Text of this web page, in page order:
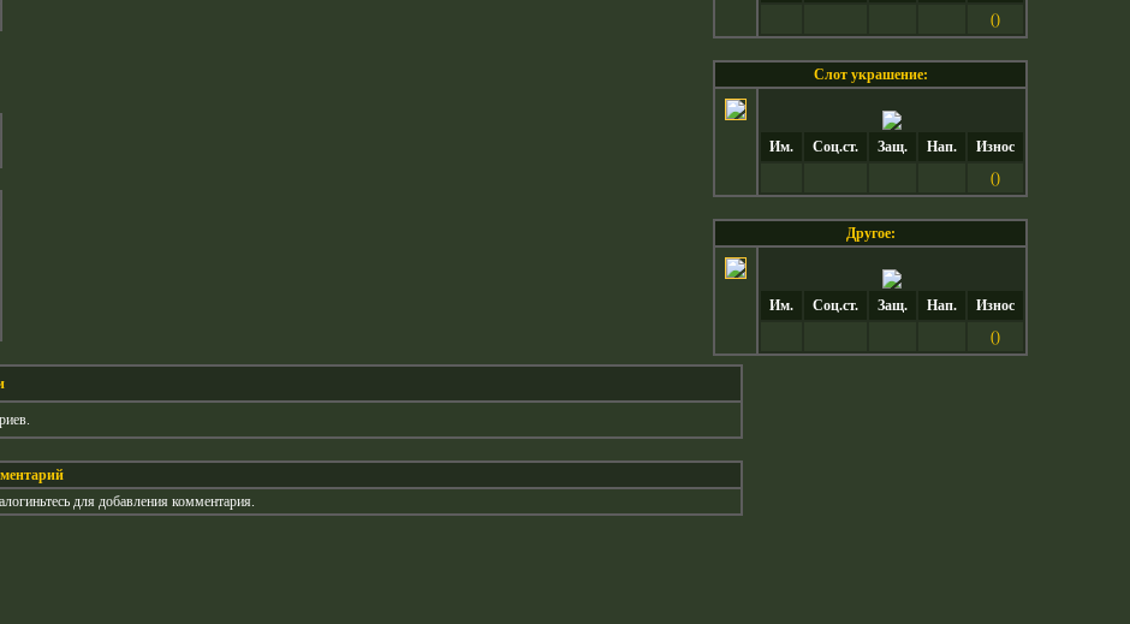
()
Слот украшение:
Им. Соц.ст. Защ. Нап.
Износ
()
Другое:
Им. Соц.ст. Защ. Нап.
Износ
()
для добавления комментария.